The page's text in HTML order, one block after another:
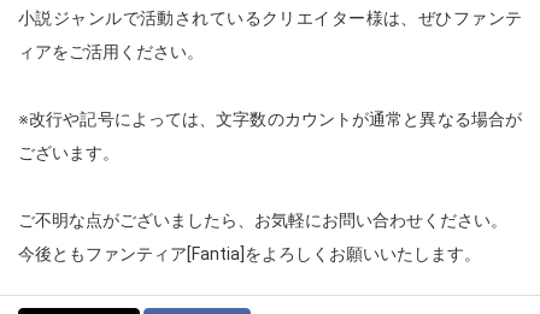
小説ジャンルで活動されているクリエイター様は、ぜひファンテ
ィアをご活用ください。
※改行や記号によっては、文字数のカウントが通常と異なる場合が
ございます。
ご不明な点がございましたら、お気軽にお問い合わせください。
今後ともファンティア[Fantia]をよろしくお願いいたします。